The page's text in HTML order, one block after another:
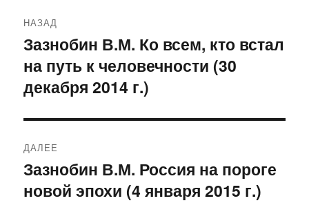
по
записям
НАЗАД
Предыдущая
запись:
Зазнобин В.М. Ко всем, кто встал
на путь к человечности (30
декабря 2014 г.)
ДАЛЕЕ
Следующая
запись:
Зазнобин В.М. Россия на пороге
новой эпохи (4 января 2015 г.)